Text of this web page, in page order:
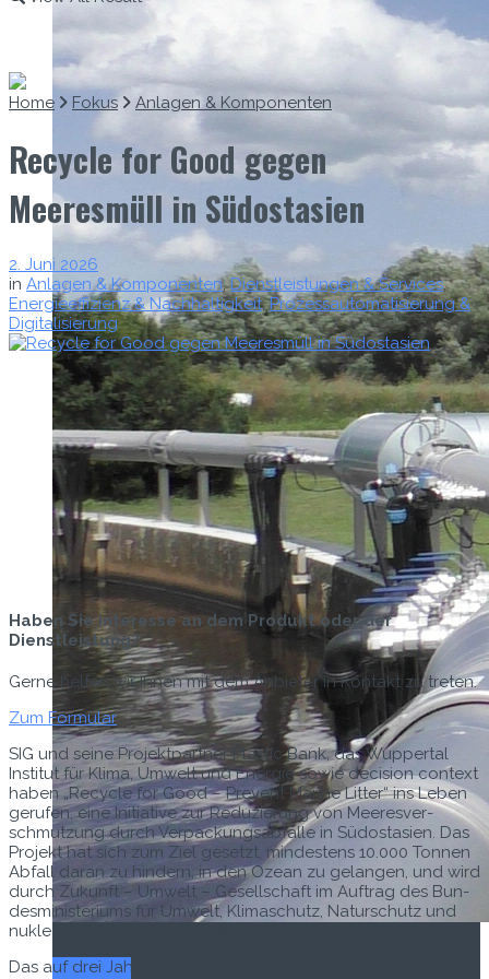
Titel-Thema
Home Fokus Anlagen & Komponenten
Recycle for Good gegen
Meeresmüll in Südostasien
2. Juni 2026
in Anlagen & Komponenten,Dienstleistungen & Services,
Energieeffizienz & Nachhaltigkeit,Prozessautomatisierung &
Digitalisierung
Haben Sie interesse an dem Produkt oder der
Dienstleistung?
Gerne helfen wir Ihnen mit dem Anbieter in Kontakt zu treten.
Zum Formular
SIG und seine Pro­jek­t­part­ner Plas­tic Bank, das Wup­per­tal
Insti­tut für Kli­ma, Umwelt und Energie sowie deci­sion con­text
haben „Recy­cle for Good – Pre­vent Marine Lit­ter“ ins Leben
gerufen, eine Ini­tia­tive zur Reduzierung von Meeresver­
schmutzung durch Ver­pack­ungsabfälle in Südostasien. Das
Pro­jekt hat sich zum Ziel geset­zt, min­destens 10.000 Ton­nen
Abfall daran zu hin­dern, in den Ozean zu gelan­gen, und wird
durch Zukun­ft – Umwelt – Gesellschaft im Auf­trag des Bun­
desmin­is­teri­ums für Umwelt, Kli­maschutz, Naturschutz und
nuk­leare Sicher­heit gefördert.
Das auf drei Jahre angelegte Pro­jekt zielt darauf ab, Plas­tik­